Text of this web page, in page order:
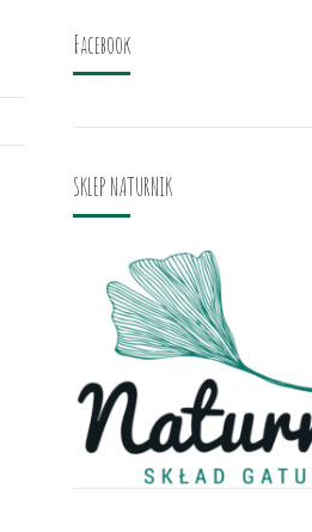
Facebook
SKLEP NATURNIK